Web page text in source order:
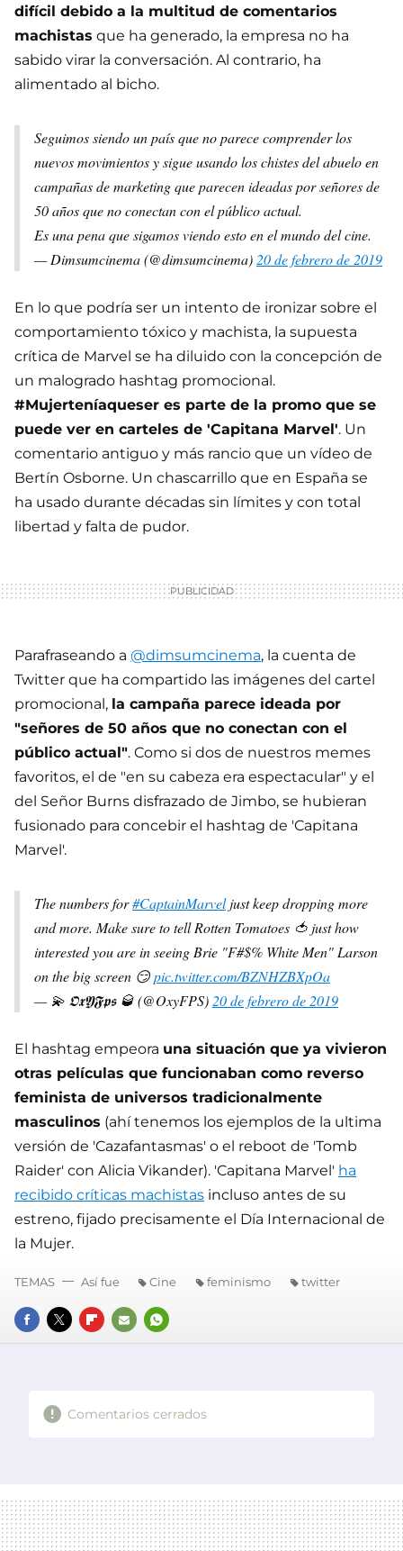
difícil debido a la multitud de comentarios
machistas que ha generado, la empresa no ha
sabido virar la conversación. Al contrario, ha
alimentado al bicho.
Seguimos siendo un país que no parece comprender los
nuevos movimientos y sigue usando los chistes del abuelo en
campañas de marketing que parecen ideadas por señores de
50 años que no conectan con el público actual.
Es una pena que sigamos viendo esto en el mundo del cine.
— Dimsumcinema (@dimsumcinema) 20 de febrero de 2019
En lo que podría ser un intento de ironizar sobre el
comportamiento tóxico y machista, la supuesta
crítica de Marvel se ha diluido con la concepción de
un malogrado hashtag promocional.
#Mujerteníaqueser es parte de la promo que se
puede ver en carteles de 'Capitana Marvel'. Un
comentario antiguo y más rancio que un vídeo de
Bertín Osborne. Un chascarrillo que en España se
ha usado durante décadas sin límites y con total
libertad y falta de pudor.
Parafraseando a @dimsumcinema, la cuenta de
Twitter que ha compartido las imágenes del cartel
promocional, la campaña parece ideada por
"señores de 50 años que no conectan con el
público actual". Como si dos de nuestros memes
favoritos, el de "en su cabeza era espectacular" y el
del Señor Burns disfrazado de Jimbo, se hubieran
fusionado para concebir el hashtag de 'Capitana
Marvel'.
The numbers for#CaptainMarveljust keep dropping more
and more. Make sure to tell Rotten Tomatoes 🍅 just how
interested you are in seeing Brie "F#$% White Men" Larson
on the big screen 😏pic.twitter.com/BZNHZBXpOa
— 💫 𝕺𝖝𝖄𝕱𝖕𝖘 🥃 (@OxyFPS) 20 de febrero de 2019
El hashtag empeora una situación que ya vivieron
otras películas que funcionaban como reverso
feminista de universos tradicionalmente
masculinos (ahí tenemos los ejemplos de la ultima
versión de 'Cazafantasmas' o el reboot de 'Tomb
Raider' con Alicia Vikander). 'Capitana Marvel' ha
recibido críticas machistas incluso antes de su
estreno, fijado precisamente el Día Internacional de
la Mujer.
FACEBOOK
TWITTERFLIPBOARD
E-
WHATSAPP
TEMAS Así fue Cine feminismo twitter
Comentarios cerrados